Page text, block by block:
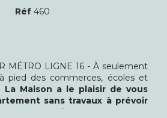
Réf 460
MÉTRO LIGNE 16 - À seulement
pied des commerces, écoles et
La Maison a le plaisir de vous
sans travaux à prévoir
BALCON
!